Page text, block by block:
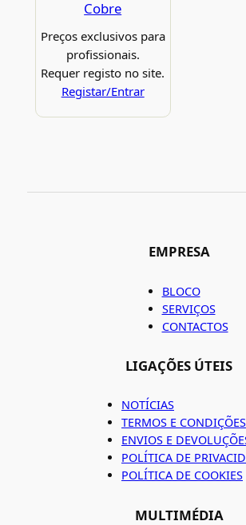
Cobre
Preços exclusivos para
profissionais.
Requer registo no site.
Registar/Entrar
EMPRESA
BLOCO
SERVIÇOS
CONTACTOS
LIGAÇÕES ÚTEIS
NOTÍCIAS
TERMOS E CONDIÇÕES
ENVIOS E
POLÍTICA DE
POLÍTICA DE COOKIES
MULTIMÉDIA